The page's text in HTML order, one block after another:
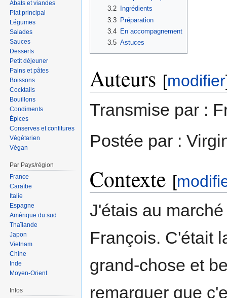
3.2
Ingrédients
3.3
Préparation
3.4
En accompagnement
3.5 Astuces
Auteurs [modifier
Transmise par :
Postée par :
Contexte [
J'étais au
François. C'était
grand-chose et
remarquer que
Abats et viandes
Plat principal
Légumes
Salades
Sauces
Desserts
Petit déjeuner
Pains et pâtes
Boissons
Cocktails
Bouillons
Condiments
Épices
Conserves et confitures
Végétarien
Végan
Par Pays/région
France
Caraïbe
Italie
Espagne
Amérique du sud
Thaïlande
Japon
Vietnam
Chine
Inde
Moyen-Orient
Infos